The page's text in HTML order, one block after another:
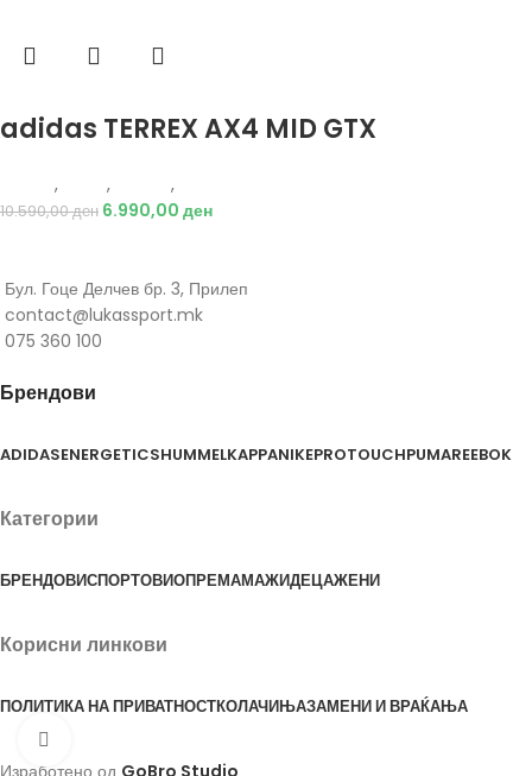
adidas TERREX AX4 MID GTX
, , ,
10.590,00ден 6.990,00 ден
Бул. Гоце Делчев бр. 3, Прилеп
contact@lukassport.mk
075 360 100
Брендови
ADIDASENERGETICSHUMMELKAPPANIKEPROTOUCHPUMAREEBOK
Категории
БРЕНДОВИСПОРТОВИОПРЕМАМАЖИДЕЦАЖЕНИ
Корисни линкови
ПОЛИТИКА НА ПРИВАТНОСТКОЛАЧИЊАЗАМЕНИ И ВРАЌАЊА
Изработено од GoBro Studio